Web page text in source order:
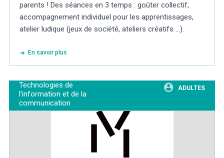
parents ! Des séances en 3 temps : goûter collectif,
accompagnement individuel pour les apprentissages,
atelier ludique (jeux de société, ateliers créatifs …).
En savoir plus
Technologies de
l'information et de la
communication
ADULTES